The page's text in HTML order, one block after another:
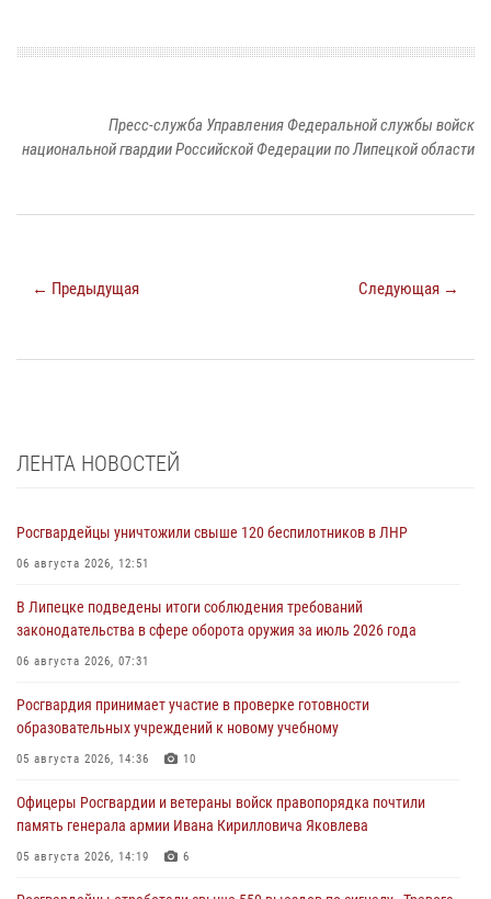
Пресс-служба Управления Федеральной службы войск
национальной гвардии Российской Федерации по Липецкой области
← Предыдущая Следующая →
ЛЕНТА НОВОСТЕЙ
Росгвардейцы уничтожили свыше 120 беспилотников в ЛНР
06 августа 2026, 12:51
В Липецке подведены итоги соблюдения требований
законодательства в сфере оборота оружия за июль 2026 года
06 августа 2026, 07:31
Росгвардия принимает участие в проверке готовности
образовательных учреждений к новому учебному
05 августа 2026, 14:36 10
Офицеры Росгвардии и ветераны войск правопорядка почтили
память генерала армии Ивана Кирилловича Яковлева
05 августа 2026, 14:19 6